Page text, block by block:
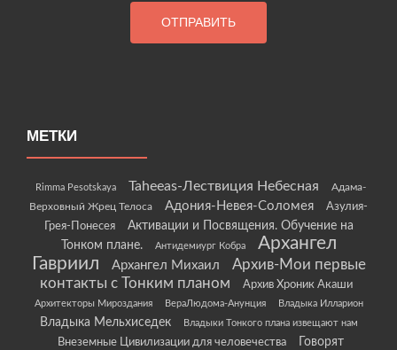
МЕТКИ
Rimma Pesotskaya Taheeas-Лествиция Небесная
Адама-
Верховный Жрец Телоса
Адония-Невея-Соломея
Азулия-
Грея-Понесея
Активации и Посвящения. Обучение на
Тонком плане.
Антидемиург Кобра
Архангел
Гавриил
Архангел Михаил
Архив-Мои первые
контакты с Тонким планом
Архив Хроник Акаши
Архитекторы Мироздания ВераЛюдома-Анунция Владыка Илларион
Владыка Мельхиседек Владыки Тонкого плана извещают нам
Внеземные Цивилизации для человечества
Говорят